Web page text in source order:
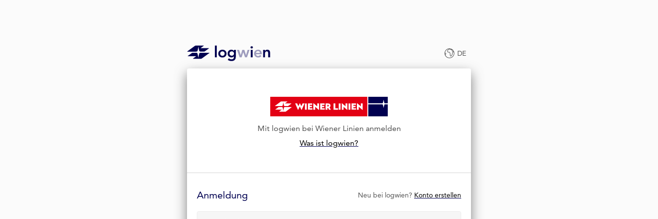
DE
Mit logwien bei Wiener Linien anmelden
Was ist logwien?
Formular
Anmeldung Neu bei logwien? Konto erstellen